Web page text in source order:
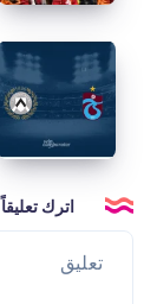
طرابزون
سبور
ضد
أودينيزي
اترك تعليقاً